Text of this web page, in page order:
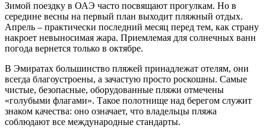
Зимой поездку в ОАЭ часто посвящают прогулкам. Но в
середине весны на первый план выходит пляжный отдых.
Апрель – практически последний месяц перед тем, как страну
накроет невыносимая жара. Приемлемая для солнечных ванн
погода вернется только в октябре.
В Эмиратах большинство пляжей принадлежат отелям, они
всегда благоустроены, а зачастую просто роскошны. Самые
чистые, безопасные, оборудованные пляжи отмечены
«голубыми флагами». Такое полотнище над берегом служит
знаком качества: оно означает, что владельцы пляжа
соблюдают все международные стандарты.